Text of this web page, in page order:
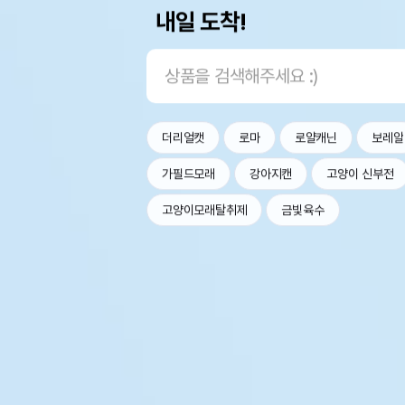
내일 도착!
더리얼캣 로마 로얄캐닌 보레알
가필드모래 강아지캔 고양이 신부전
고양이모래탈취제 금빛육수